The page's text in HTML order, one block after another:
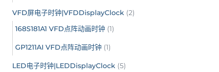
VFD屏电子时钟|VFDDisplayClock (2)
168S181A1 VFD点阵动画时钟 (1)
GP1211AI VFD点阵动画时钟 (1)
LED电子时钟|LEDDisplayClock (5)